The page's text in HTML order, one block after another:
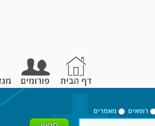
רופאים מאמרים